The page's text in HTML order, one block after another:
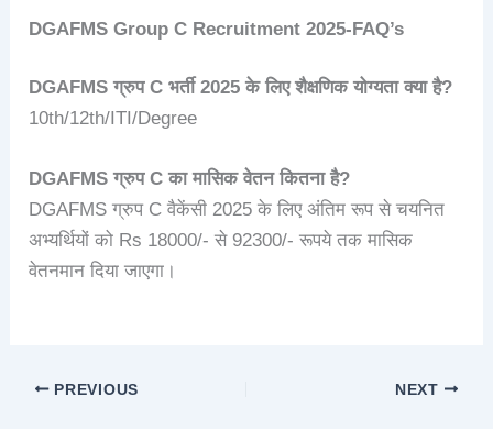
DGAFMS Group C Recruitment 2025-FAQ’s
DGAFMS ग्रुप C भर्ती 2025 के लिए शैक्षणिक योग्यता क्या है?
10th/12th/ITI/Degree
DGAFMS ग्रुप C का मासिक वेतन कितना है?
DGAFMS ग्रुप C वैकेंसी 2025 के लिए अंतिम रूप से चयनित
अभ्यर्थियों को Rs 18000/- से 92300/- रूपये तक मासिक
वेतनमान दिया जाएगा।
PREVIOUS NEXT